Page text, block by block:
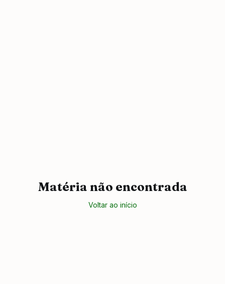
Matéria não encontrada
Voltar ao início